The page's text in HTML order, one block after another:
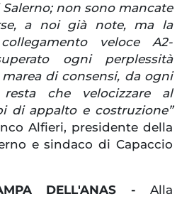
non sono mancate
a noi già note, ma la
veloce A2-
ogni perplessità
di consensi, da ogni
che velocizzare al
di appalto e costruzione”
Alfieri, presidente della
e sindaco di Capaccio
DELL'ANAS - Alla